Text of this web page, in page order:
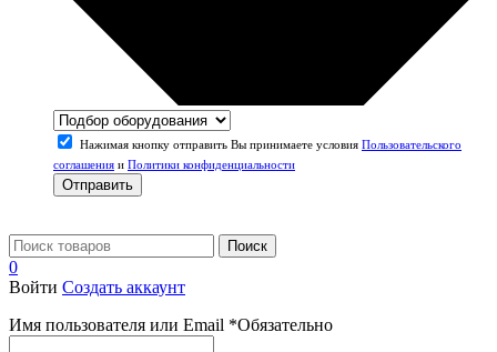
Нажимая кнопку отправить Вы принимаете условия Пользовательского
соглашения и Политики конфиденциальности
Отправить
Поиск
0
Войти Создать аккаунт
Имя пользователя или Email *Обязательно